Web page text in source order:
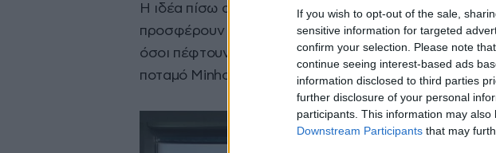
If you wish to opt-out of the sale,
sensitive information for targeted
confirm your selection. Please note
continue seeing interest-based ads
information disclosed to third parties
further disclosure of your personal
participants. This information may
Downstream Participants that may
Η ιδέα πίσω από τη δημιουργία αυτού του
προσφέρουν διαφορετική θέα στους ενοίκους των
όσοι πέφτουν για ύπνο βλέποντας τα όρη Santa
ποταμό Minho.